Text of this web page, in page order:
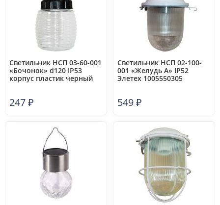
Светильник НСП 03-60-001
«Бочонок» d120 IP53
корпус пластик черный
247₽
Светильник НСП 02-100-
001 «Желудь А» IP52
Элетех 1005550305
549₽